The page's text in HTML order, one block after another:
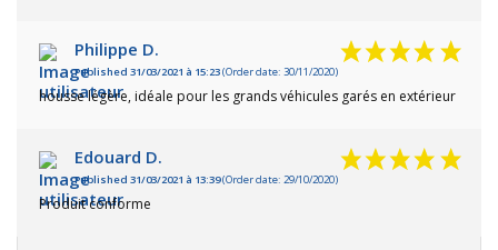
Philippe D.
Published 31/03/2021 à 15:23(Order date: 30/11/2020)
housse légère, idéale pour les grands véhicules garés en extérieur
Edouard D.
Published 31/03/2021 à 13:39(Order date: 29/10/2020)
Produit conforme